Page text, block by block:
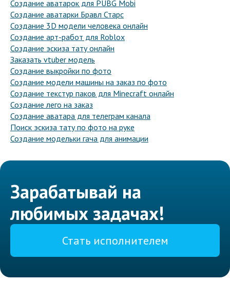
Создание аватарок для PUBG Mobi
Создание аватарки Бравл Старс
Создание 3D модели человека онлайн
Создание арт-работ для Roblox
Создание эскиза тату онлайн
Заказать vtuber модель
Создание выкройки по фото
Создание модели машины на заказ по фото
Создание текстур паков для Minecraft онлайн
Создание лего на заказ
Создание аватара для телеграм канала
Поиск эскиза тату по фото на руке
Создание модельки гача для анимации
Зарабатывай на
любимых задачах!
Стать исполнителем